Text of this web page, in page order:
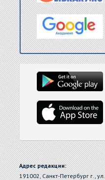
Адрес редакции:
191002, Санкт-Петербург г.,